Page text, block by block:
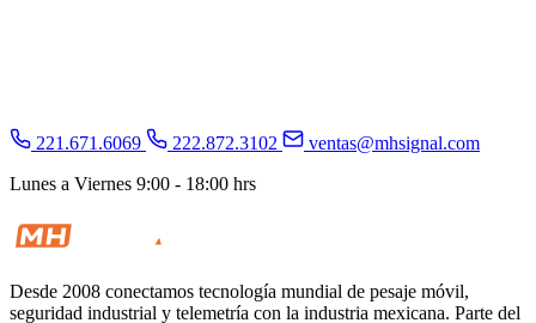
221.671.6069 222.872.3102
ventas@mhsignal.com
Lunes a Viernes 9:00 - 18:00 hrs
Desde 2008 conectamos tecnología mundial de pesaje móvil,
seguridad industrial y telemetría con la industria mexicana. Parte del